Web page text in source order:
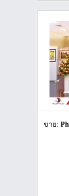
ขาย: